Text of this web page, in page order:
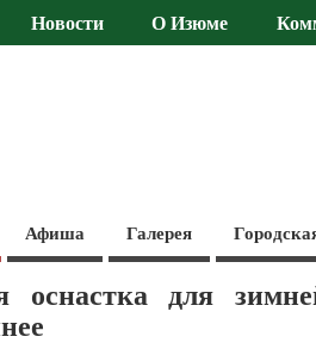
Новости О Изюме
Афиша Галерея
оснастка для